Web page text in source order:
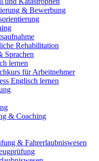
& Bewerbung
Rehabilitation
Sprachen
lernen
für Arbeitnehmer
Englisch lernen
& Coaching
& Fahrerlaubniswesen